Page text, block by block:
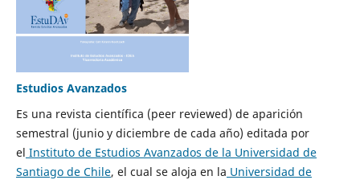
Estudios Avanzados
Es una revista científica (peer reviewed) de aparición
semestral (junio y diciembre de cada año) editada por
el Instituto de Estudios Avanzados de la Universidad de
Santiago de Chile, el cual se aloja en la Universidad de